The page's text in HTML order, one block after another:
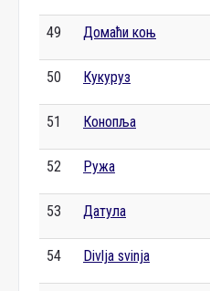
49 Домаћи коњ
50 Кукуруз
51 Конопља
52 Ружа
53 Датула
54 Divlja svinja